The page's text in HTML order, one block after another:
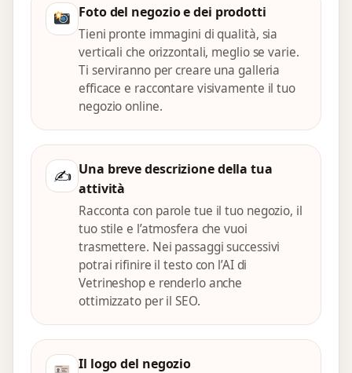
Foto del negozio e dei prodotti
Tieni pronte immagini di qualità, sia
verticali che orizzontali, meglio se varie.
Ti serviranno per creare una galleria
efficace e raccontare visivamente il tuo
negozio online.
✍️ Una breve descrizione della tua
attività
Racconta con parole tue il tuo negozio, il
tuo stile e l’atmosfera che vuoi
trasmettere. Nei passaggi successivi
potrai rifinire il testo con l’AI di
Vetrineshop e renderlo anche
ottimizzato per il SEO.
Il logo del negozio